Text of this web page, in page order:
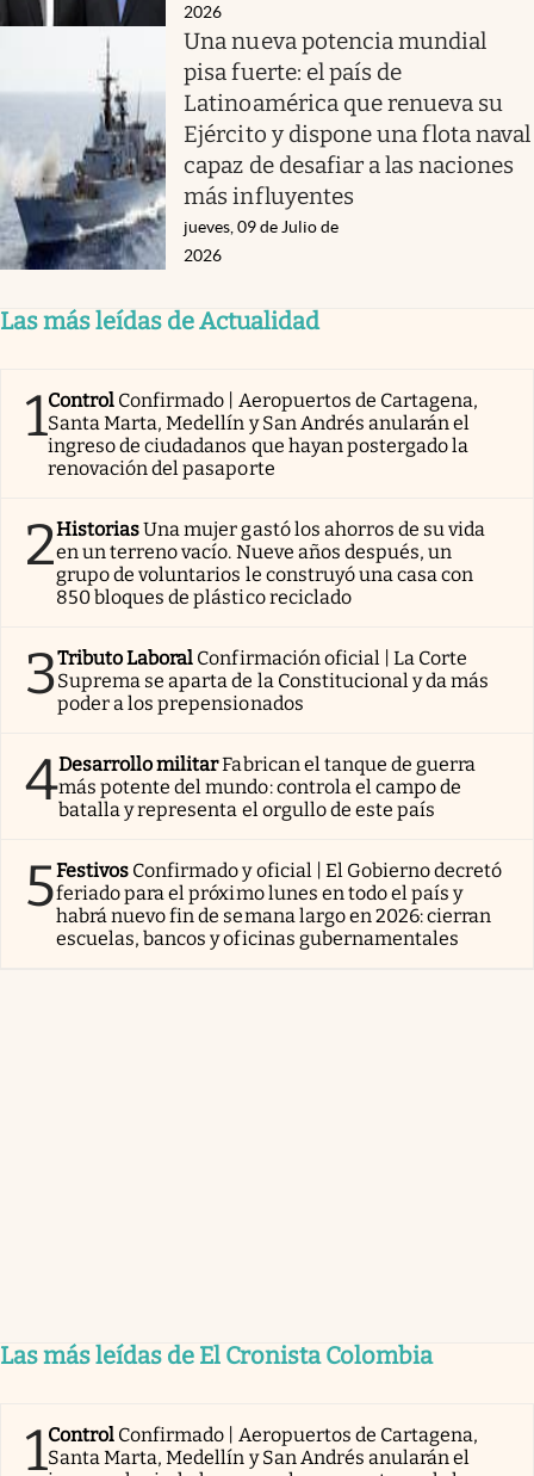
2026
Una nueva potencia mundial
pisa fuerte: el país de
Latinoamérica que renueva su
Ejército y dispone una flota naval
capaz de desafiar a las naciones
más influyentes
jueves, 09 de Julio de
2026
Las más leídas de Actualidad
1Control Confirmado | Aeropuertos de Cartagena,
Santa Marta, Medellín y San Andrés anularán el
ingreso de ciudadanos que hayan postergado la
renovación del pasaporte
2HistoriasUna mujer gastó los ahorros de su vida
en un terreno vacío. Nueve años después, un
grupo de voluntarios le construyó una casa con
850 bloques de plástico reciclado
3Tributo Laboral Confirmación oficial | La Corte
Suprema se aparta de la Constitucional y da más
poder a los prepensionados
4Desarrollo militarFabrican el tanque de guerra
más potente del mundo: controla el campo de
batalla y representa el orgullo de este país
5Festivos Confirmado y oficial | El Gobierno decretó
feriado para el próximo lunes en todo el país y
habrá nuevo fin de semana largo en 2026: cierran
escuelas, bancos y oficinas gubernamentales
Las más leídas de El Cronista Colombia
1Control Confirmado | Aeropuertos de Cartagena,
Santa Marta, Medellín y San Andrés anularán el